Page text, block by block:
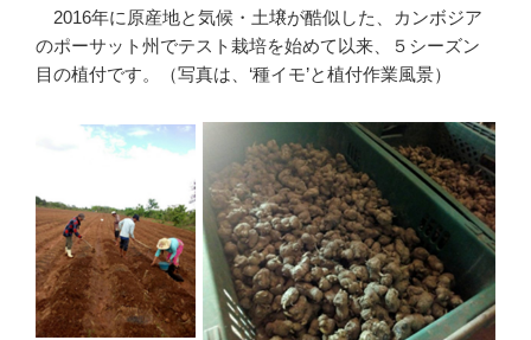
2016年に原産地と気候・土壌が酷似した、カンボジア
のポーサット州でテスト栽培を始めて以来、５シーズン
目の植付です。（写真は、‘種イモ’と植付作業風景）